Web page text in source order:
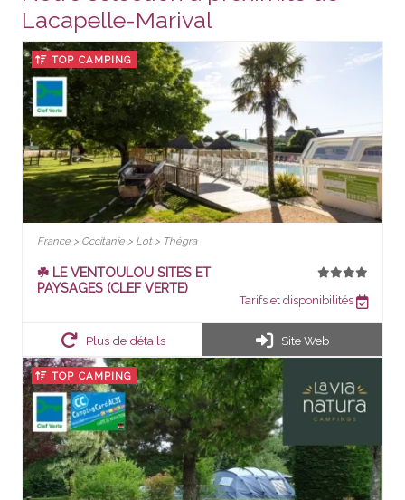
Lacapelle-Marival
TOP CAMPING
France > Occitanie > Lot > Thégra
☘️ LE VENTOULOU SITES ET
PAYSAGES (CLEF VERTE)
Tarifs et disponibilités
Plus de détails Site Web
TOP CAMPING